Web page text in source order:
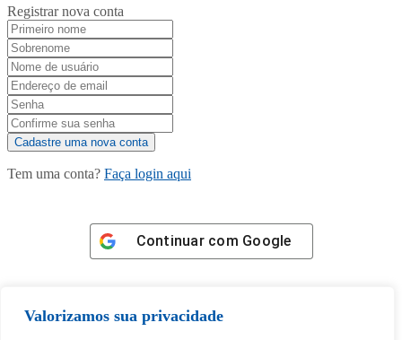
Valorizamos sua privacidade
Registrar nova conta
Tem uma conta? Faça login aqui
Continuar com Google